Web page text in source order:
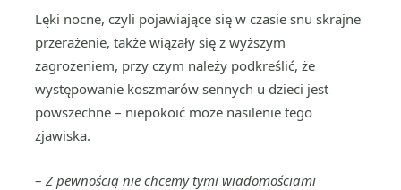
Lęki nocne, czyli pojawiające się w czasie snu skrajne
przerażenie, także wiązały się z wyższym
zagrożeniem, przy czym należy podkreślić, że
występowanie koszmarów sennych u dzieci jest
powszechne – niepokoić może nasilenie tego
zjawiska.
– Z pewnością nie chcemy tymi wiadomościami